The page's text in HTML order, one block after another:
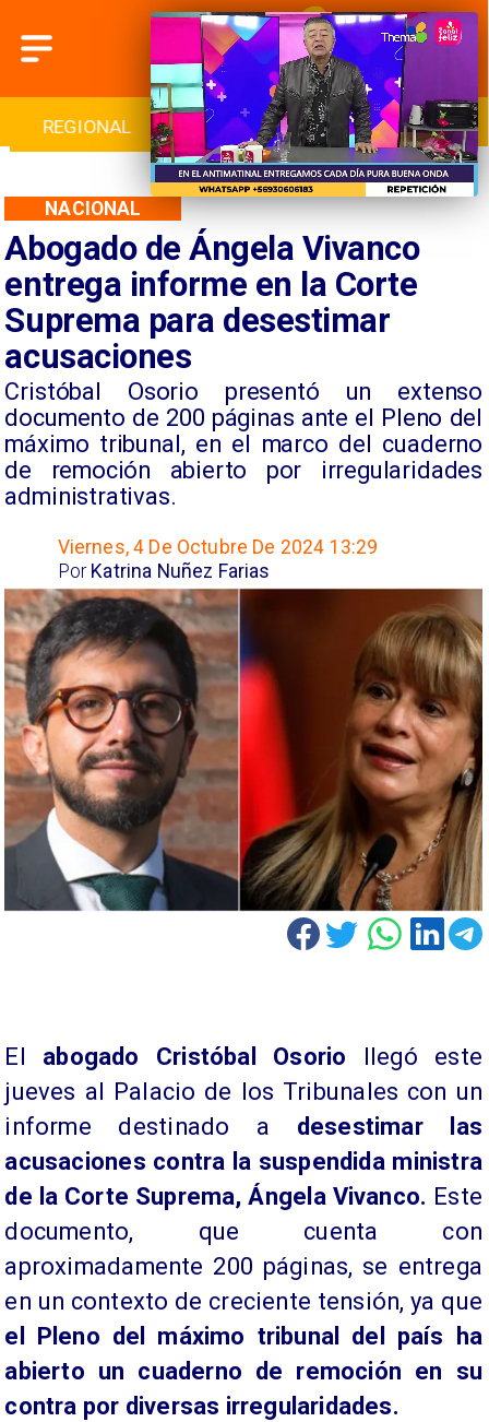
REGIONAL INTERNACIONAL DEPORTES
Abogado de Ángela Vivanco
entrega informe en la Corte
Suprema para desestimar
acusaciones
​Cristóbal Osorio presentó un extenso
documento de 200 páginas ante el Pleno del
máximo tribunal, en el marco del cuaderno
de remoción abierto por irregularidades
administrativas.
NACIONAL
Viernes, 4 De Octubre De 2024 13:29
Katrina Nuñez Farias
Por
El abogado Cristóbal Osorio llegó este
jueves al Palacio de los Tribunales con un
informe destinado a desestimar las
acusaciones contra la suspendida ministra
de la Corte Suprema, Ángela Vivanco. Este
documento, que cuenta con
aproximadamente 200 páginas, se entrega
en un contexto de creciente tensión, ya que
el Pleno del máximo tribunal del país ha
abierto un cuaderno de remoción en su
contra por diversas irregularidades.